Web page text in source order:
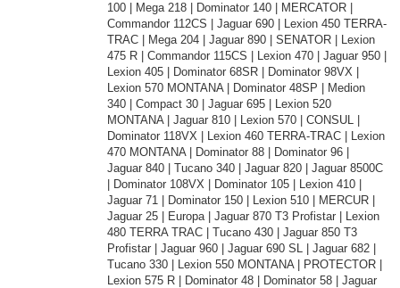
100 | Mega 218 | Dominator 140 | MERCATOR |
Commandor 112CS | Jaguar 690 | Lexion 450 TERRA-
TRAC | Mega 204 | Jaguar 890 | SENATOR | Lexion
475 R | Commandor 115CS | Lexion 470 | Jaguar 950 |
Lexion 405 | Dominator 68SR | Dominator 98VX |
Lexion 570 MONTANA | Dominator 48SP | Medion
340 | Compact 30 | Jaguar 695 | Lexion 520
MONTANA | Jaguar 810 | Lexion 570 | CONSUL |
Dominator 118VX | Lexion 460 TERRA-TRAC | Lexion
470 MONTANA | Dominator 88 | Dominator 96 |
Jaguar 840 | Tucano 340 | Jaguar 820 | Jaguar 8500C
| Dominator 108VX | Dominator 105 | Lexion 410 |
Jaguar 71 | Dominator 150 | Lexion 510 | MERCUR |
Jaguar 25 | Europa | Jaguar 870 T3 Profistar | Lexion
480 TERRA TRAC | Tucano 430 | Jaguar 850 T3
Profistar | Jaguar 960 | Jaguar 690 SL | Jaguar 682 |
Tucano 330 | Lexion 550 MONTANA | PROTECTOR |
Lexion 575 R | Dominator 48 | Dominator 58 | Jaguar